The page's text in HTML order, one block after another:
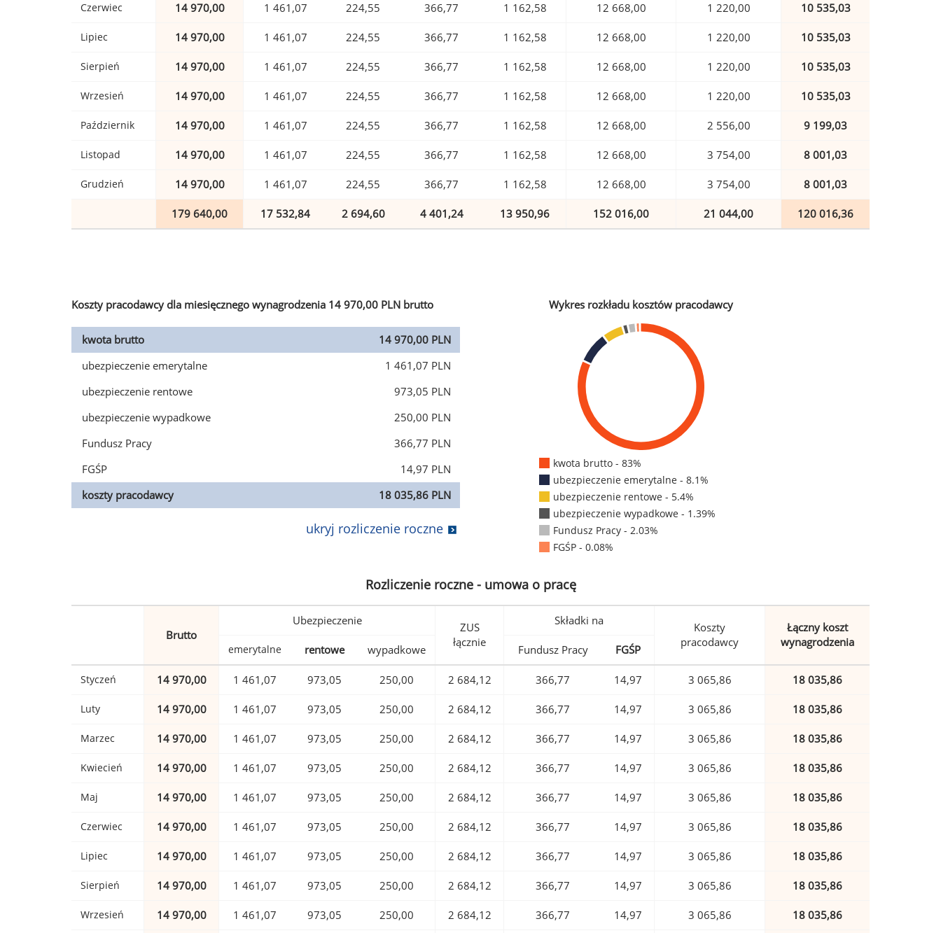
Czerwiec 14 970,00 1 461,07 224,55 366,77 1 162,58 12 668,00 1 220,00 10 535,03
Lipiec 14 970,00 1 461,07 224,55 366,77 1 162,58 12 668,00 1 220,00 10 535,03
Sierpień 14 970,00 1 461,07 224,55 366,77 1 162,58 12 668,00 1 220,00 10 535,03
Wrzesień 14 970,00 1 461,07 224,55 366,77 1 162,58 12 668,00 1 220,00 10 535,03
Październik 14 970,00 1 461,07 224,55 366,77 1 162,58 12 668,00 2 556,00 9 199,03
Listopad 14 970,00 1 461,07 224,55 366,77 1 162,58 12 668,00 3 754,00 8 001,03
Grudzień 14 970,00 1 461,07 224,55 366,77 1 162,58 12 668,00 3 754,00 8 001,03
179 640,00 17 532,84 2 694,60 4 401,24 13 950,96 152 016,00 21 044,00 120 016,36
Koszty pracodawcy dla miesięcznego wynagrodzenia 14 970,00 PLN brutto
kwota brutto
14 970,00 PLN
ubezpieczenie emerytalne
1 461,07 PLN
ubezpieczenie rentowe
973,05 PLN
ubezpieczenie wypadkowe
250,00 PLN
Fundusz Pracy
366,77 PLN
FGŚP
14,97 PLN
koszty pracodawcy
18 035,86 PLN
ukryj rozliczenie roczne
Wykres rozkładu kosztów pracodawcy
kwota brutto - 83%
ubezpieczenie emerytalne - 8.1%
ubezpieczenie rentowe - 5.4%
ubezpieczenie wypadkowe - 1.39%
Fundusz Pracy - 2.03%
FGŚP - 0.08%
Rozliczenie roczne - umowa o pracę
Brutto
Ubezpieczenie
ZUS
łącznie
Składki na
Koszty
pracodawcy
Łączny koszt
wynagrodzenia
emerytalne rentowe wypadkowe Fundusz Pracy FGŚP
Styczeń 14 970,00 1 461,07 973,05 250,00 2 684,12 366,77 14,97 3 065,86 18 035,86
Luty 14 970,00 1 461,07 973,05 250,00 2 684,12 366,77 14,97 3 065,86 18 035,86
Marzec 14 970,00 1 461,07 973,05 250,00 2 684,12 366,77 14,97 3 065,86 18 035,86
Kwiecień 14 970,00 1 461,07 973,05 250,00 2 684,12 366,77 14,97 3 065,86 18 035,86
Maj 14 970,00 1 461,07 973,05 250,00 2 684,12 366,77 14,97 3 065,86 18 035,86
Czerwiec 14 970,00 1 461,07 973,05 250,00 2 684,12 366,77 14,97 3 065,86 18 035,86
Lipiec 14 970,00 1 461,07 973,05 250,00 2 684,12 366,77 14,97 3 065,86 18 035,86
Sierpień 14 970,00 1 461,07 973,05 250,00 2 684,12 366,77 14,97 3 065,86 18 035,86
Wrzesień 14 970,00 1 461,07 973,05 250,00 2 684,12 366,77 14,97 3 065,86 18 035,86